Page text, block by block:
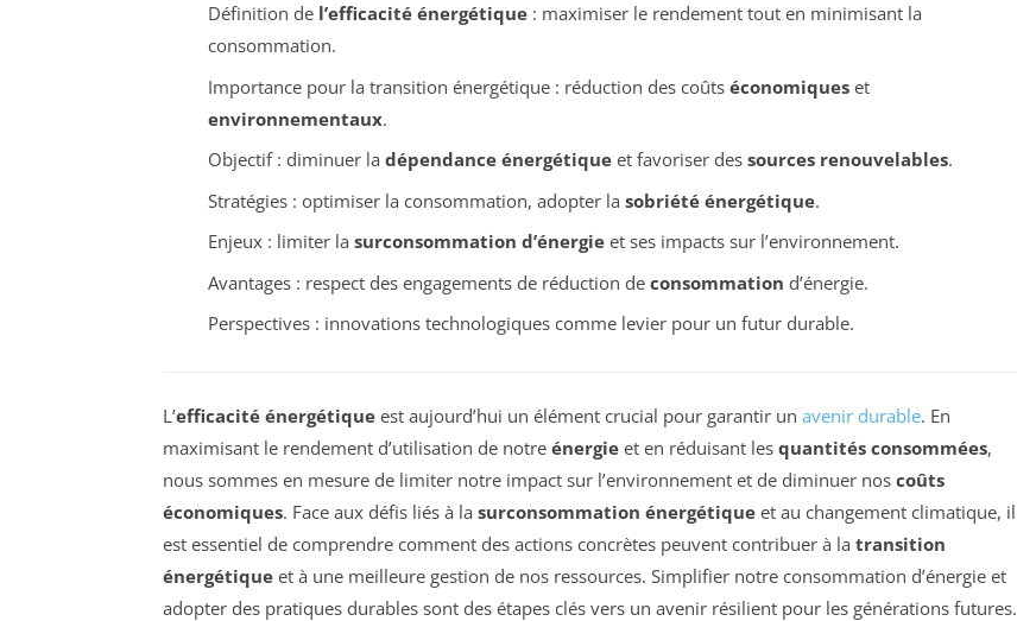
Définition de l’efficacité énergétique: maximiser le rendement tout en minimisant la
consommation.
Importance pour la transition énergétique : réduction des coûts économiqueset
environnementaux.
Objectif : diminuer la dépendance énergétiqueet favoriser des sources renouvelables.
Stratégies : optimiser la consommation, adopter la sobriété énergétique.
Enjeux : limiter la surconsommation d’énergieet ses impacts sur l’environnement.
Avantages : respect des engagements de réduction de consommation d’énergie.
Perspectives : innovations technologiques comme levier pour un futur durable.
L’efficacité énergétique est aujourd’hui un élément crucial pour garantir un avenir durable. En
maximisant le rendement d’utilisation de notre énergie et en réduisant les quantités consommées,
nous sommes en mesure de limiter notre impact sur l’environnement et de diminuer nos coûts
économiques. Face aux défis liés à la surconsommation énergétique et au changement climatique, il
est essentiel de comprendre comment des actions concrètes peuvent contribuer à la transition
énergétique et à une meilleure gestion de nos ressources. Simplifier notre consommation d’énergie et
adopter des pratiques durables sont des étapes clés vers un avenir résilient pour les générations futures.